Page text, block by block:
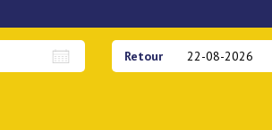
Retour